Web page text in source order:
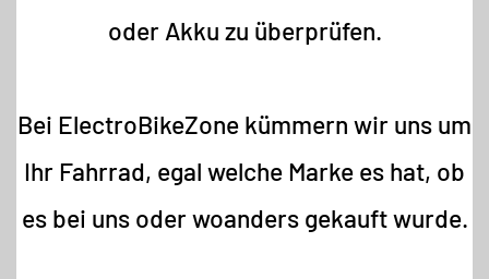
oder Akku zu überprüfen.
Bei ElectroBikeZone kümmern wir uns um
Ihr Fahrrad, egal welche Marke es hat, ob
es bei uns oder woanders gekauft wurde.